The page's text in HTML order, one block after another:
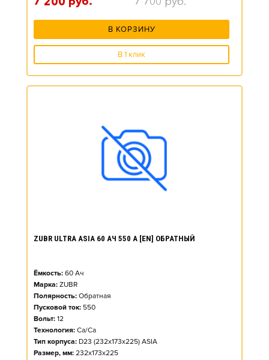
В КОРЗИНУ
В 1 клик
ZUBR ULTRA ASIA 60 АЧ 550 А [EN] ОБРАТНЫЙ
Ёмкость: 60 Ач
Марка: ZUBR
Полярность: Обратная
Пусковой ток: 550
Вольт: 12
Технология: Ca/Ca
Тип корпуса: D23 (232x173x225) ASIA
Размер, мм: 232x173x225